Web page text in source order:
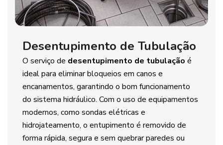
Desentupimento de Tubulação
O serviço de desentupimento de tubulação é
ideal para eliminar bloqueios em canos e
encanamentos, garantindo o bom funcionamento
do sistema hidráulico. Com o uso de equipamentos
modernos, como sondas elétricas e
hidrojateamento, o entupimento é removido de
forma rápida, segura e sem quebrar paredes ou